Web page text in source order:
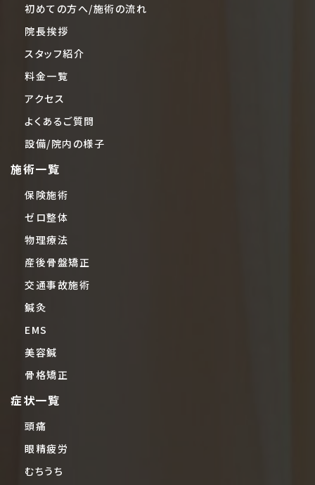
初めての方へ/施術の流れ
院長挨拶
スタッフ紹介
料金一覧
アクセス
よくあるご質問
設備/院内の様子
施術一覧
保険施術
ゼロ整体
物理療法
産後骨盤矯正
交通事故施術
鍼灸
EMS
美容鍼
骨格矯正
症状一覧
頭痛
眼精疲労
むちうち